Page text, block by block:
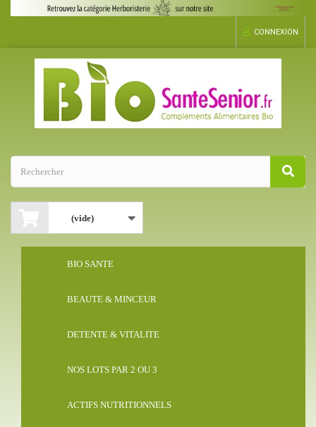
CONNEXION
(vide)
BIO SANTE
BEAUTE & MINCEUR
DETENTE & VITALITE
NOS LOTS PAR 2 OU 3
ACTIFS NUTRITIONNELS